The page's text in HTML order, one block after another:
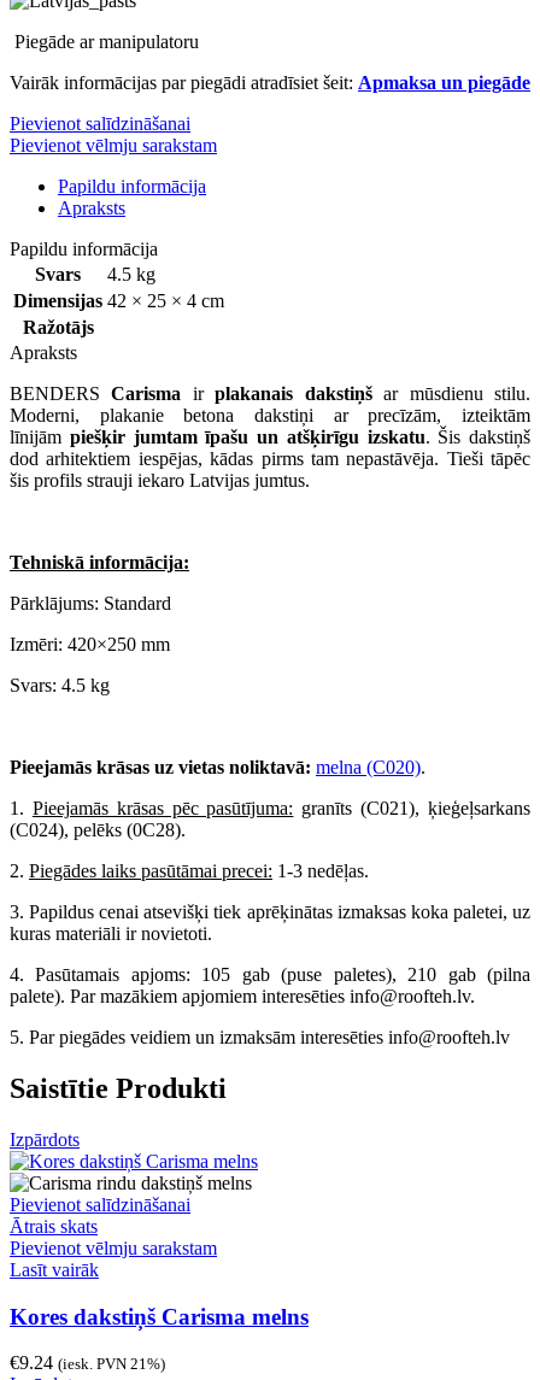
Piegāde ar manipulatoru
Vairāk informācijas par piegādi atradīsiet šeit: Apmaksa un piegāde
Pievienot salīdzināšanai
Pievienot vēlmju sarakstam
Papildu informācija
Apraksts
Papildu informācija
Svars
4.5 kg
Dimensijas 42 × 25 × 4 cm
Ražotājs
Apraksts
BENDERSCarisma irplakanais dakstiņšar mūsdienu stilu.
Moderni, plakanie betona dakstiņi ar precīzām, izteiktām
līnijām piešķir jumtam īpašu un atšķirīgu izskatu. Šis dakstiņš
dod arhitektiem iespējas, kādas pirms tam nepastāvēja. Tieši tāpēc
šis profils strauji iekaro Latvijas jumtus.
Tehniskā informācija:
Pārklājums: Standard
Izmēri: 420×250 mm
Svars: 4.5 kg
Pieejamās krāsas uz vietas noliktavā: melna (C020).
1. Pieejamās krāsas pēc pasūtījuma: granīts (C021), ķieģeļsarkans
(C024), pelēks (0C28).
2. Piegādes laiks pasūtāmai precei: 1-3 nedēļas.
3. Papildus cenai atsevišķi tiek aprēķinātas izmaksas koka paletei, uz
kuras materiāli ir novietoti.
4. Pasūtamais apjoms: 105 gab (puse paletes), 210 gab (pilna
palete). Par mazākiem apjomiem interesēties info@roofteh.lv.
5. Par piegādes veidiem un izmaksām interesēties info@roofteh.lv
Saistītie Produkti
Izpārdots
Pievienot salīdzināšanai
Ātrais skats
Pievienot vēlmju sarakstam
Lasīt vairāk
Kores dakstiņš Carisma melns
€9.24 (iesk. PVN 21%)